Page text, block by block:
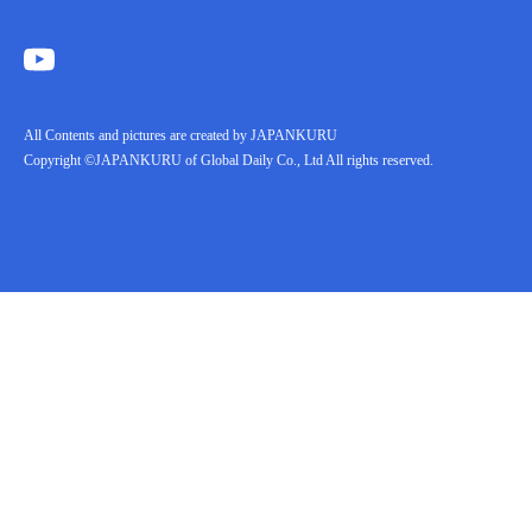
All Contents and pictures are created by JAPANKURU
Copyright ©JAPANKURU of Global Daily Co., Ltd All rights reserved.